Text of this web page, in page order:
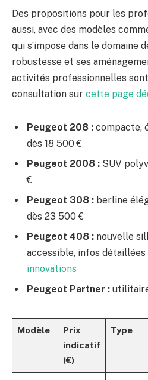
Des propositions pour les
aussi, avec des modèles
qui s’impose dans le domaine
robustesse et ses
activités professionnelles
consultation sur cette page
Peugeot 208 : compacte,
dès 18 500 €
Peugeot 2008 : SUV
€
Peugeot 308 : berline
dès 23 500 €
Peugeot 408 : nouvelle
accessible, infos détaillées
innovations
Peugeot Partner :
Modèle
Prix
indicatif
(€)
Type